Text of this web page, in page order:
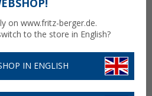
on www.fritz-berger.de.
to the store in English?
IN ENGLISH